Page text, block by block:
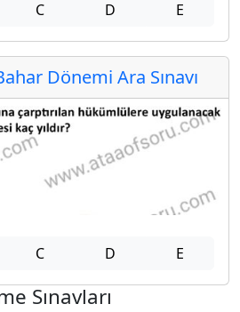
C D E
Dönemi Ara Sınavı
C D E
Sınavları